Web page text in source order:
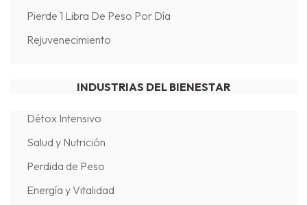
Pierde 1 Libra De Peso Por Día
Rejuvenecimiento
INDUSTRIAS DEL BIENESTAR
Détox Intensivo
Salud y Nutrición
Perdida de Peso
Energía y Vitalidad